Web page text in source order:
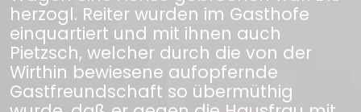
herzogl. Reiter wurden im Gasthofe
einquartiert und mit ihnen auch
Pietzsch, welcher durch die von der
Wirthin bewiesene aufopfernde
Gastfreundschaft so übermüthig